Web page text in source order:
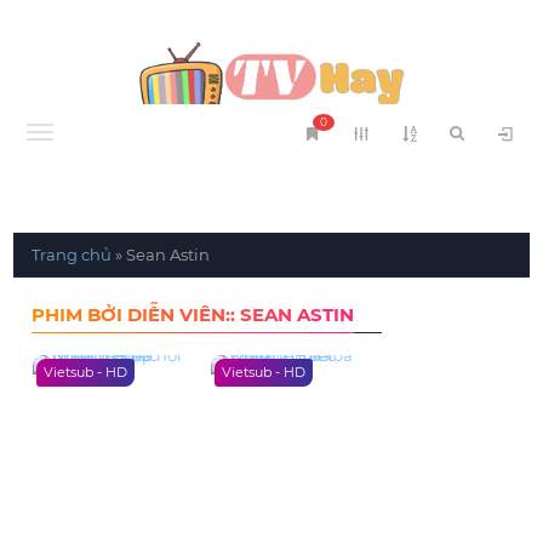
Menu
0
Trang chủ »Sean Astin
PHIM BỞI DIỄN VIÊN:: SEAN ASTIN
Vietsub - HD Vietsub - HD